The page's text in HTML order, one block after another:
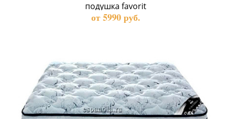
подушка favorit
от 5990 руб.